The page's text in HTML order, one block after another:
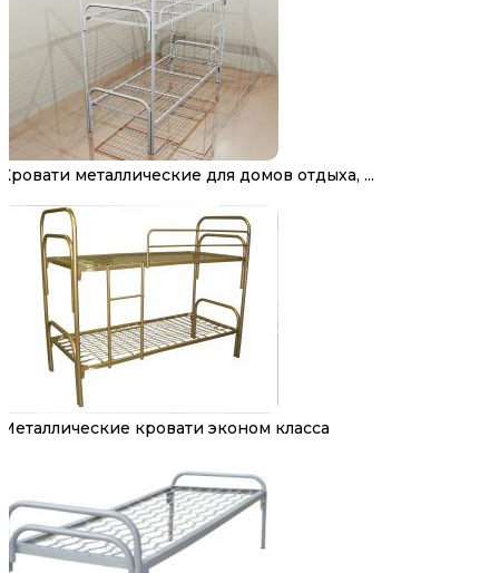
Кровати металлические для домов отдыха, ...
Металлические кровати эконом класса